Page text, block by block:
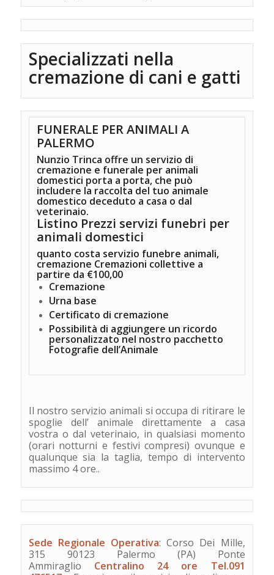
Specializzati nella
cremazione di cani e gatti
FUNERALE PER ANIMALI A
PALERMO
Nunzio Trinca offre un servizio di
cremazione e funerale per animali
domestici porta a porta, che può
includere la raccolta del tuo animale
domestico deceduto a casa o dal
veterinaio.
Listino Prezzi servizi funebri per
animali domestici
quanto costa servizio funebre animali,
cremazione Cremazioni collettive a
partire da €100,00
Cremazione
Urna base
Certificato di cremazione
Possibilità di aggiungere un ricordo
personalizzato nel nostro pacchetto
Fotografie dell’Animale
Il nostro servizio animali si occupa di ritirare le
spoglie dell’ animale direttamente a casa
vostra o dal veterinaio, in qualsiasi momento
(orari notturni e festivi compresi) ovunque e
qualunque sia la taglia, tempo di intervento
massimo 4 ore..
Sede Regionale Operativa: Corso Dei Mille,
315 90123 Palermo (PA) Ponte
Ammiraglio Centralino 24 ore Tel.091